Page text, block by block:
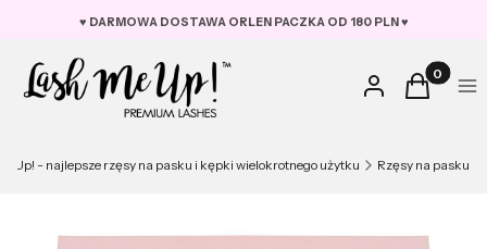
♥︎ DARMOWA DOSTAWA ORLEN PACZKA OD 180 PLN ♥︎
Zaloguj sięProdukty
Koszyk
Up! - najlepsze rzęsy na pasku i kępki wielokrotnego użytku Rzęsy na pasku